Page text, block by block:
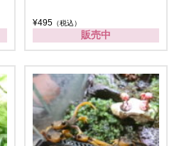
¥495 （税込）
販売中